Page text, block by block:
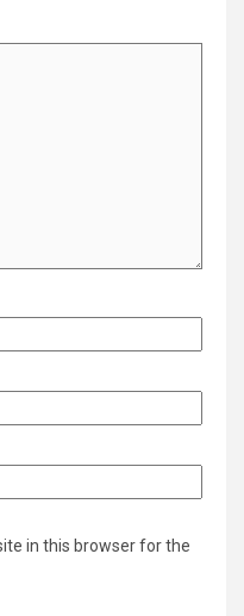
in this browser for the